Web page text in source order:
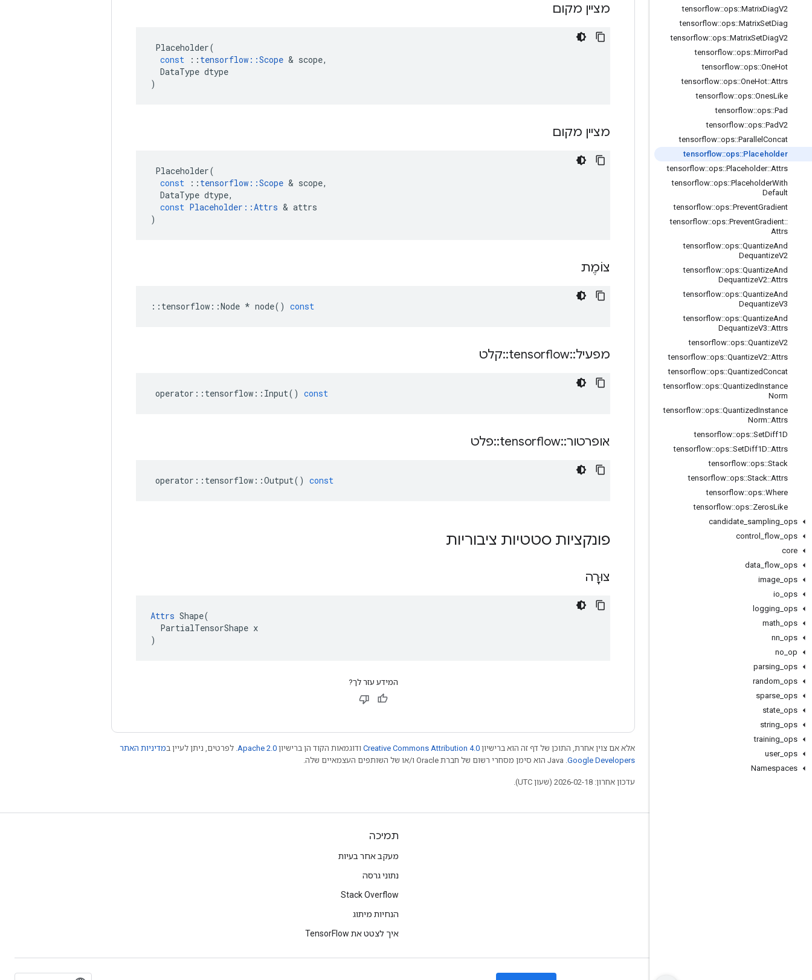
tensorflow::ops::MatrixDiagV2
tensorflow::ops::MatrixSetDiag
tensorflow::ops::MatrixSetDiagV2
tensorflow::ops::MirrorPad
tensorflow::ops::OneHot
tensorflow::ops::OneHot::Attrs
tensorflow::ops::OnesLike
tensorflow::ops::Pad
tensorflow::ops::PadV2
tensorflow::ops::Parallel Concat
tensorflow::ops::Placeholder
tensorflow::ops::Placeholder::Attrs
tensorflow::ops::PlaceholderWith
Default
tensorflow::ops::PreventGradient
tensorflow::ops::PreventGradient::
Attrs
tensorflow::ops::QuantizeAnd
DequantizeV2
tensorflow::ops::QuantizeAnd
DequantizeV2::Attrs
tensorflow::ops::QuantizeAnd
DequantizeV3
tensorflow::ops::QuantizeAnd
DequantizeV3::Attrs
tensorflow::ops::QuantizeV2
tensorflow::ops::QuantizeV2::Attrs
tensorflow::ops::QuantizedConcat
tensorflow::ops::QuantizedInstance
Norm
tensorflow::ops::QuantizedInstance
Norm::Attrs
tensorflow::ops::SetDiff1D
tensorflow::ops::SetDiff1D::Attrs
tensorflow::ops::Stack
tensorflow::ops::Stack::Attrs
tensorflow::ops::Where
tensorflow::ops::ZerosLike
candidate sampling ops
control
flow ops
core
data flow ops
image ops
io ops
logging ops
math ops
nn ops
no op
parsing ops
random ops
sparse ops
state ops
string ops
training ops
user_ ops
Namespaces
מציין מקום
Placeholder(
const
:: tensorflow ::Scope & scope,
DataType dtype
)
מציין מקום
Placeholder(
const
:: tensorflow ::Scope & scope,
DataType dtype,
const Placeholder ::Attrs & attrs
)
צוֹמֶת
:: tensorflow ::Node * node() const
מפעיל::
tensorflow
::קלט
operator :: tensorflow :: Input() const
אופרטור::
tensorflow
::פלט
operator :: tensorflow ::Output() const
פונקציות סטטיות ציבוריות
צוּרָה
Attrs Shape(
  PartialTensorShape x
)
המידע עזר לך?
אלא אם צוין אחרת, התוכן של דף זה הוא ברישיון Creative Commons Attribution 4.0 ודוגמאות הקוד הן ברישיון Apache 2.0 . לפרטים, ניתן לעיין במדיניות האתר
Google Developers‏
עדכון אחרון: 2026-02-18 (שעון UTC).
תמיכה
מעקב אחר בעיות
נתוני גרסה
Stack Overflow
הנחיות מיתוג
איך לצטט את TensorFlow